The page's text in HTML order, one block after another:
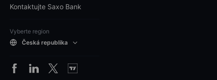
Kontaktujte Saxo Bank
Vyberte region
Česká republika